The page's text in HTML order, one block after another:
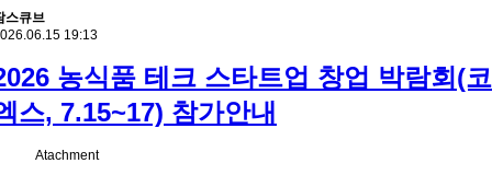
스큐브
19:13
농식품 테크 스타트업 창업 박람회(코
스, 7.15~17) 참가안내
Atachment